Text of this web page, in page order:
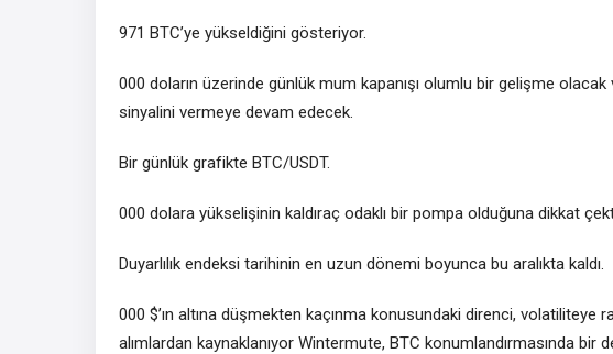
971 BTC’ye yükseldiğini gösteriyor.
000 doların üzerinde günlük mum kapanışı olumlu bir gelişme
sinyalini vermeye devam edecek.
Bir günlük grafikte BTC/USDT.
000 dolara yükselişinin kaldıraç odaklı bir pompa olduğuna dikkat
Duyarlılık endeksi tarihinin en uzun dönemi boyunca bu aralıkta kaldı.
000 $’ın altına düşmekten kaçınma konusundaki direnci, volatiliteye
alımlardan kaynaklanıyor Wintermute, BTC konumlandırmasında bir